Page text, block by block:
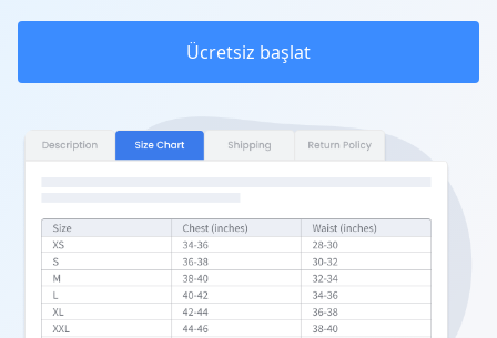
Ücretsiz başlat